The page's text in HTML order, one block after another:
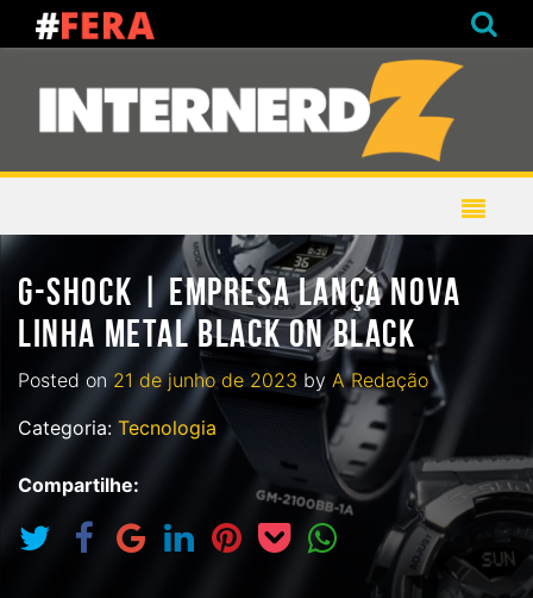
G-SHOCK | EMPRESA LANÇA NOVA
LINHA METAL BLACK ON BLACK
Posted on 21 de junho de 2023 by A Redação
Categoria: Tecnologia
Compartilhe: